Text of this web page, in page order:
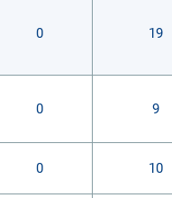
0 19
0 9
0 10